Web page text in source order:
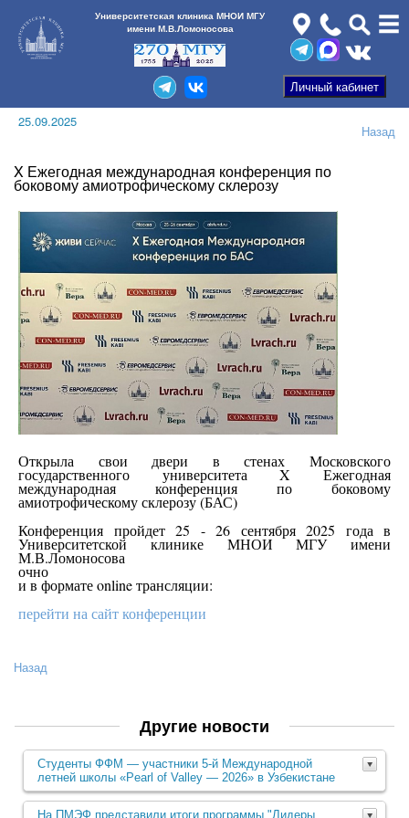
Университетская клиника МНОИ МГУ
имени М.В.Ломоносова
25.09.2025
Назад
X Ежегодная международная конференция по
боковому амиотрофическому склерозу
Открыла свои двери в стенах Московского
государственного университета X Ежегодная
международная конференция по боковому
амиотрофическому склерозу (БАС)
Конференция пройдет 25 - 26 сентября 2025 года в
Университетской клинике МНОИ МГУ имени
М.В.Ломоносова
очно
и в формате online трансляции:
перейти на сайт конференции
Назад
Другие новости
Студенты ФФМ — участники 5‑й Международной
летней школы «Pearl of Valley — 2026» в Узбекистане
На ПМЭФ представили итоги программы "Лидеры